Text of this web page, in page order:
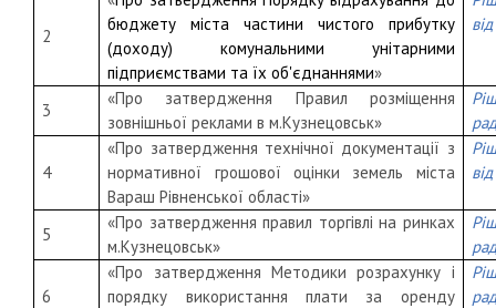
2
бюджету міста частини чистого прибутку
(доходу) комунальними унітарними
підприємствами та їх об'єднаннями»
3
«Про затвердження Правил розміщення
зовнішньої реклами в м.Кузнецовськ»
4
«Про затвердження технічної документації з
нормативної грошової оцінки земель міста
Вараш Рівненської області»
5
«Про затвердження правил торгівлі на ринках
м.Кузнецовськ»
6
«Про затвердження Методики розрахунку і
порядку використання плати за оренду